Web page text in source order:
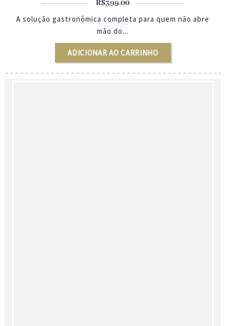
R$399.00
A solução gastronômica completa para quem não abre
mão do...
ADICIONAR AO CARRINHO